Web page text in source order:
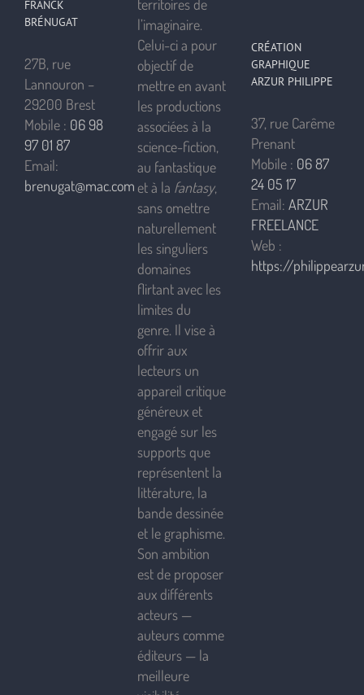
FRANCK
BRÉNUGAT
27B, rue
Lannouron –
29200 Brest
Mobile : 06 98
97 01 87
Email:
brenugat@mac.com
territoires de
l’imaginaire.
Celui-ci a pour
objectif de
mettre en avant
les productions
associées à la
science-fiction,
au fantastique
et à la fantasy,
sans omettre
naturellement
les singuliers
domaines
flirtant avec les
limites du
genre. Il vise à
offrir aux
lecteurs un
appareil critique
généreux et
engagé sur les
supports que
représentent la
littérature, la
bande dessinée
et le graphisme.
Son ambition
est de proposer
aux différents
acteurs —
auteurs comme
éditeurs — la
meilleure
CRÉATION
GRAPHIQUE
ARZUR PHILIPPE
37, rue Carême
Prenant
Mobile : 06 87
24 05 17
Email: ARZUR
FREELANCE
Web :
https://